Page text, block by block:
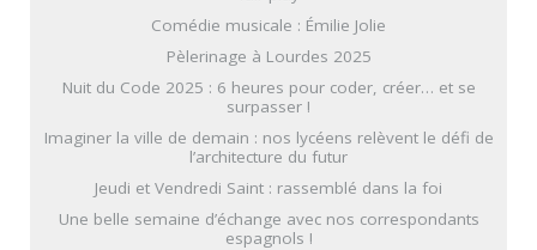
Comédie musicale : Émilie Jolie
Pèlerinage à Lourdes 2025
Nuit du Code 2025 : 6 heures pour coder, créer… et se
surpasser !
Imaginer la ville de demain : nos lycéens relèvent le défi de
l’architecture du futur
Jeudi et Vendredi Saint : rassemblé dans la foi
Une belle semaine d’échange avec nos correspondants
espagnols !